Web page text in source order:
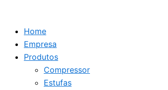
conteúdo
Home
Empresa
Produtos
Compressor
Estufas